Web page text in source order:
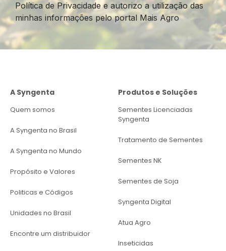
Política de Privacidade e autorizo a utilização das
minhas informações pelo portal Mais Agro
A Syngenta
Quem somos
A Syngenta no Brasil
A Syngenta no Mundo
Propósito e Valores
Politicas e Códigos
Unidades no Brasil
Encontre um distribuidor
Produtos e Soluções
Sementes Licenciadas
Syngenta
Tratamento de Sementes
Sementes NK
Sementes de Soja
Syngenta Digital
Atua Agro
Inseticidas